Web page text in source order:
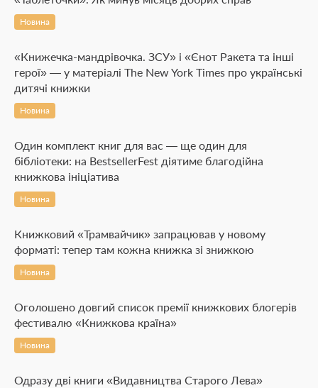
Новина
«Книжечка-мандрівочка. ЗСУ» і «Єнот Ракета та інші
герої» — у матеріалі The New York Times про українські
дитячі книжки
Новина
Один комплект книг для вас — ще один для
бібліотеки: на BestsellerFest діятиме благодійна
книжкова ініціатива
Новина
Книжковий «Трамвайчик» запрацював у новому
форматі: тепер там кожна книжка зі знижкою
Новина
Оголошено довгий список премії книжкових блогерів
фестивалю «Книжкова країна»
Новина
Одразу дві книги «Видавництва Старого Лева»